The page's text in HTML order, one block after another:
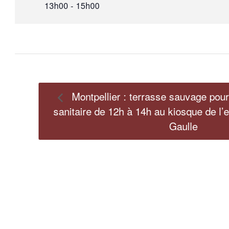
13h00 - 15h00
Montpellier : terrasse sauvage
sanitaire de 12h à 14h au kiosque de
Gaulle